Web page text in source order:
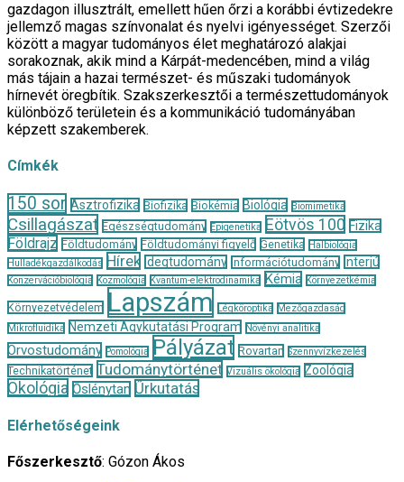
gazdagon illusztrált, emellett hűen őrzi a korábbi évtizedekre
jellemző magas színvonalat és nyelvi igényességet. Szerzői
között a magyar tudományos élet meghatározó alakjai
sorakoznak, akik mind a Kárpát-medencében, mind a világ
más tájain a hazai természet- és műszaki tudományok
hírnevét öregbítik. Szakszerkesztői a természettudományok
különböző területein és a kommunikáció tudományában
képzett szakemberek.
Címkék
150 sor Asztrofizika Biofizika Biokémia Biológia Biomimetika
Csillagászat Egészségtudomány Epigenetika Eötvös 100 Fizika
Földrajz Földtudomány Földtudományi figyelő Genetika
Halbiológia
Hulladékgazdálkodás
Hírek Idegtudomány Információtudomány Interjú
Konzervációbiológia Kozmológia Kvantum-elektrodinamika Kémia Környezetkémia
Környezetvédelem Lapszám Légköroptika
Mezőgazdaság
Mikrofluidika
Nemzeti Agykutatási Program Növényi analitika
Orvostudomány Pomológia Pályázat Rovartan Szennyvízkezelés
Technikatörténet Tudománytörténet Vizuális ökológia Zoológia
Ökológia Őslénytan Űrkutatás
Elérhetőségeink
Főszerkesztő: Gózon Ákos